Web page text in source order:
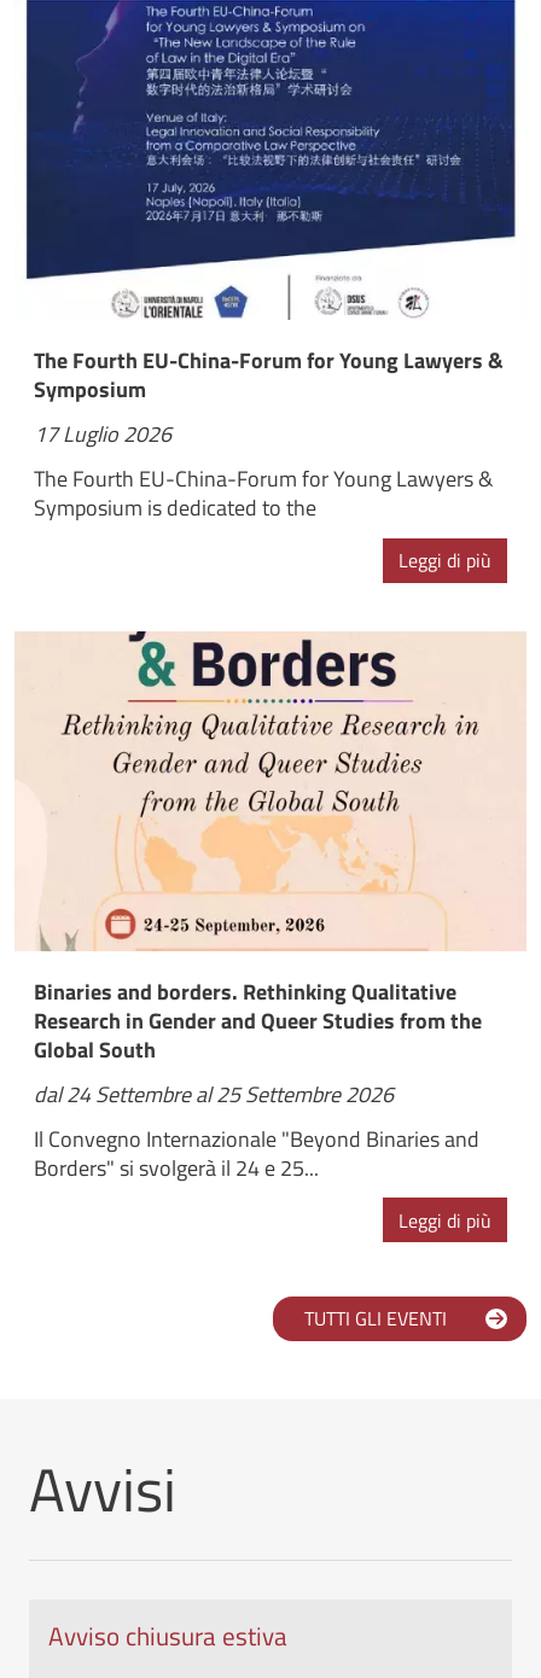
The Fourth EU-China-Forum for Young Lawyers &
Symposium
17 Luglio 2026
The Fourth EU-China-Forum for Young Lawyers &
Symposium is dedicated to the
Leggi di più
Binaries and borders. Rethinking Qualitative
Research in Gender and Queer Studies from the
Global South
dal 24 Settembre al 25 Settembre 2026
Il Convegno Internazionale "Beyond Binaries and
Borders" si svolgerà il 24 e 25...
Leggi di più
TUTTI GLI EVENTI
Avvisi
Avviso chiusura estiva